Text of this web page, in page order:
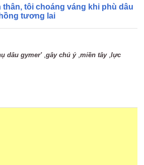
tôi choáng váng khi phù dâu
tương lai
dâu gymer',gây chú ý,miền tây,lực